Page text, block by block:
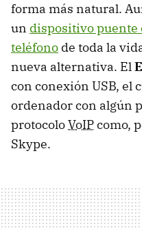
forma más natural.
un dispositivo puente
teléfono de toda la
nueva alternativa. El
con conexión USB, el
ordenador con algún
protocoloVoIPcomo,
Skype.